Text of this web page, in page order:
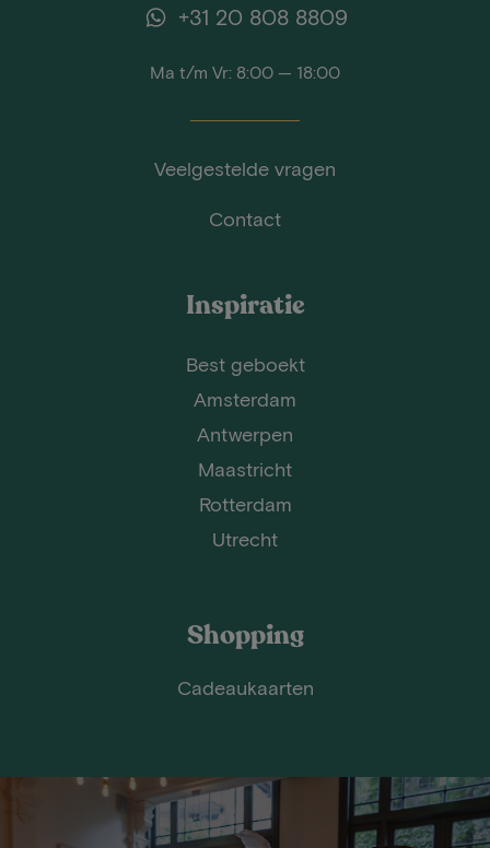
+31 20 808 8809
Ma t/m Vr: 8:00 — 18:00
Veelgestelde vragen
Contact
Inspiratie
Best geboekt
Amsterdam
Antwerpen
Maastricht
Rotterdam
Utrecht
Shopping
Cadeaukaarten